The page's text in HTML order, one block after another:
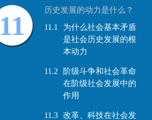
11
历史发展的动力是什么？
11.1
为什么社会基本矛盾
是社会历史发展的根
本动力
11.2
阶级斗争和社会革命
在阶级社会发展中的
作用
11.3
改革、科技在社会发